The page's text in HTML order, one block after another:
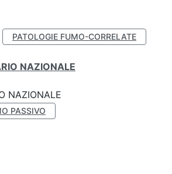
PATOLOGIE FUMO-CORRELATE
NAZIONALE
NAZIONALE
PASSIVO